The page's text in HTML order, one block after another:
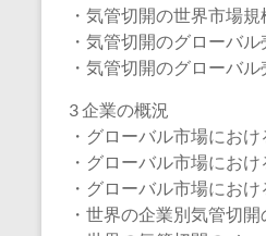
・気管切開の世界市場
・気管切開のグローバ
・気管切開のグローバ
3 企業の概況
・グローバル市場にお
・グローバル市場にお
・グローバル市場にお
・世界の企業別気管切